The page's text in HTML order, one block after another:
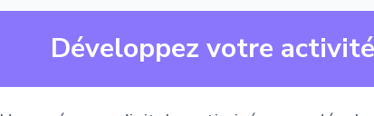
Développez votre